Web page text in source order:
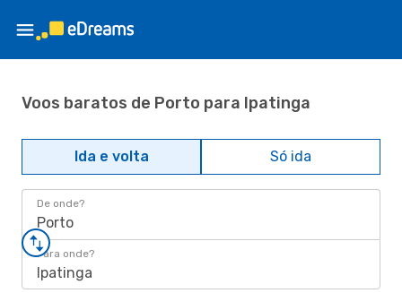
Voos baratos de Porto para Ipatinga
Ida e volta Só ida
De onde?
Porto
Para onde?
Ipatinga